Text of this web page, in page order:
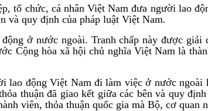
tổ chức, cá nhân Việt Nam đưa người lao
và quy định của pháp luật Việt Nam.
ở nước ngoài. Tranh chấp này được giải
Cộng hòa xã hội chủ nghĩa Việt Nam là
động Việt Nam đi làm việc ở nước
thuận đã giao kết giữa các bên và quy
viên, thỏa thuận quốc gia mà Bộ, cơ